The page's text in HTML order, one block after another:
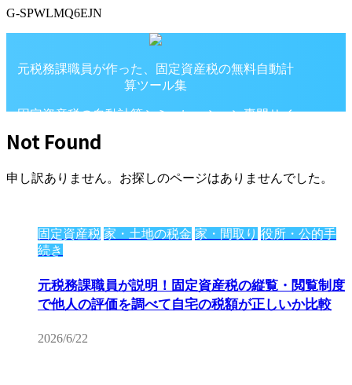
G-SPWLMQ6EJN
元税務課職員が作った、固定資産税の無料自動計
算ツール集
固定資産税の自動計算シミュレーション専門サイ
Not Found
申し訳ありません。お探しのページはありませんでした。
固定資産税 家・土地の税金 家・間取り 役所・公的手
続き
元税務課職員が説明！固定資産税の縦覧・閲覧制度
で他人の評価を調べて自宅の税額が正しいか比較
2026/6/22